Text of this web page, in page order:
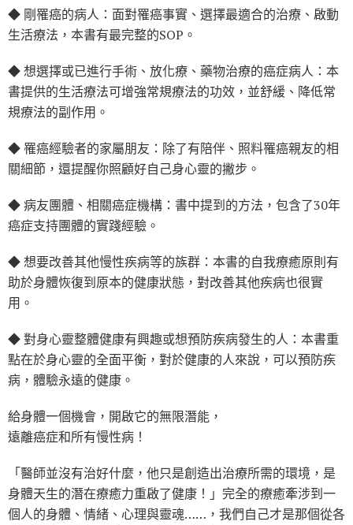
◆ 剛罹癌的病人：面對罹癌事實、選擇最適合的治療、啟動
生活療法，本書有最完整的SOP。
◆ 想選擇或已進行手術、放化療、藥物治療的癌症病人：本
書提供的生活療法可增強常規療法的功效，並舒緩、降低常
規療法的副作用。
◆ 罹癌經驗者的家屬朋友：除了有陪伴、照料罹癌親友的相
關細節，還提醒你照顧好自己身心靈的撇步。
◆ 病友團體、相關癌症機構：書中提到的方法，包含了30年
癌症支持團體的實踐經驗。
◆ 想要改善其他慢性疾病等的族群：本書的自我療癒原則有
助於身體恢復到原本的健康狀態，對改善其他疾病也很實
用。
◆ 對身心靈整體健康有興趣或想預防疾病發生的人：本書重
點在於身心靈的全面平衡，對於健康的人來說，可以預防疾
病，體驗永遠的健康。
給身體一個機會，開啟它的無限潛能，
遠離癌症和所有慢性病！
「醫師並沒有治好什麼，他只是創造出治療所需的環境，是
身體天生的潛在療癒力重啟了健康！」完全的療癒牽涉到一
個人的身體、情緒、心理與靈魂……，我們自己才是那個從各